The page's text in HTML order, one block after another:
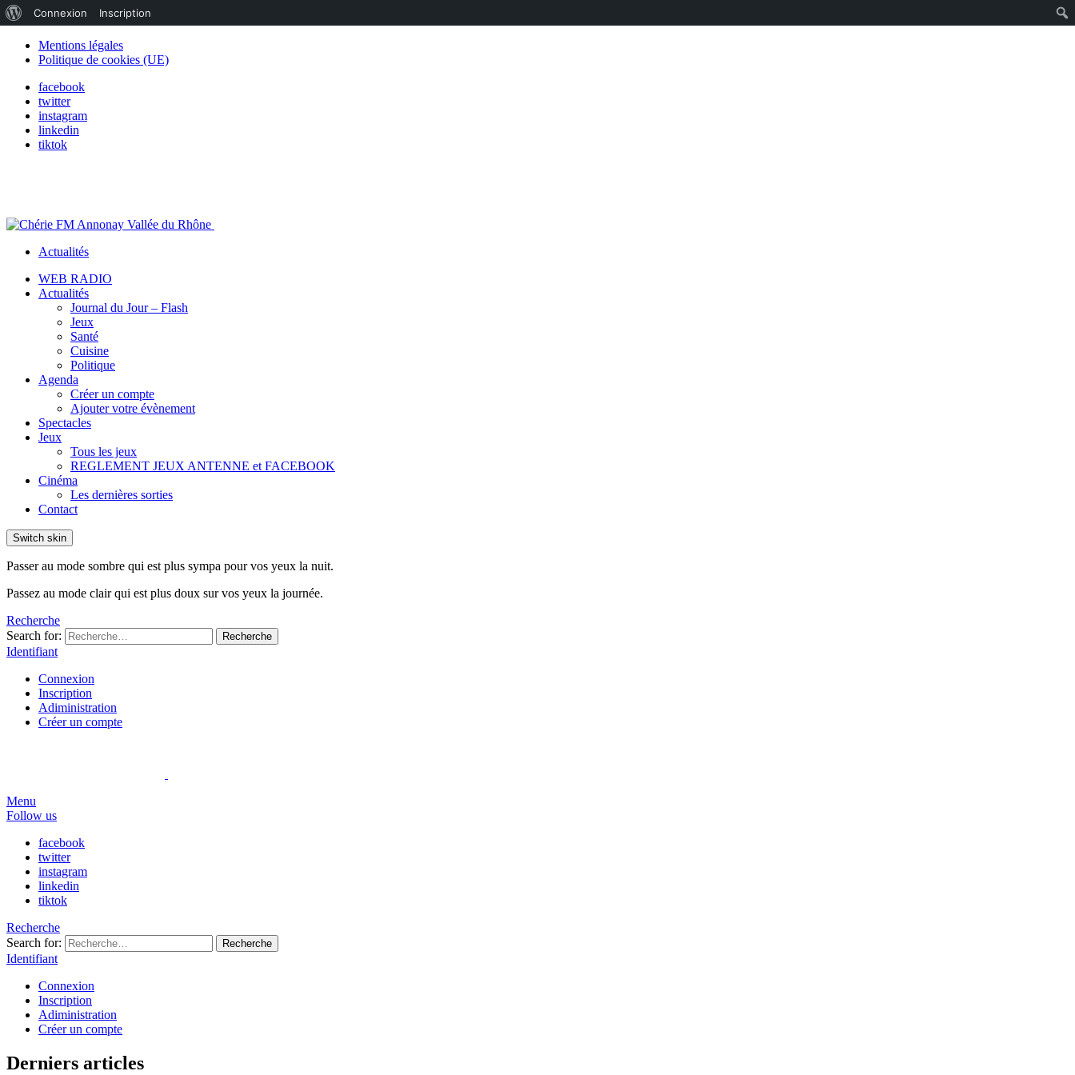
Mentions légales
Politique de cookies (UE)
facebook
twitter
instagram
linkedin
tiktok
Actualités
WEB RADIO
Actualités
Journal du Jour – Flash
Jeux
Santé
Cuisine
Politique
Agenda
Créer un compte
Ajouter votre évènement
Spectacles
Jeux
Tous les jeux
REGLEMENT JEUX ANTENNE et FACEBOOK
Cinéma
Les dernières sorties
Contact
Switch skin
Passer au mode sombre qui est plus sympa pour vos yeux la nuit.
Passez au mode clair qui est plus doux sur vos yeux la journée.
Recherche
Search for:
Recherche
Identifiant
Connexion
Inscription
Adiministration
Créer un compte
Menu
Follow us
facebook
twitter
instagram
linkedin
tiktok
Recherche
Search for:
Recherche
Identifiant
Connexion
Inscription
Adiministration
Créer un compte
Derniers articles
de
WordPress
Connexion Inscription